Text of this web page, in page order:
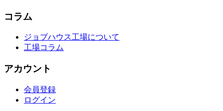
コラム
ジョブハウス工場について
工場コラム
アカウント
会員登録
ログイン